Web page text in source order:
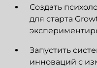
Создать
для старта
Запустить
инноваций с